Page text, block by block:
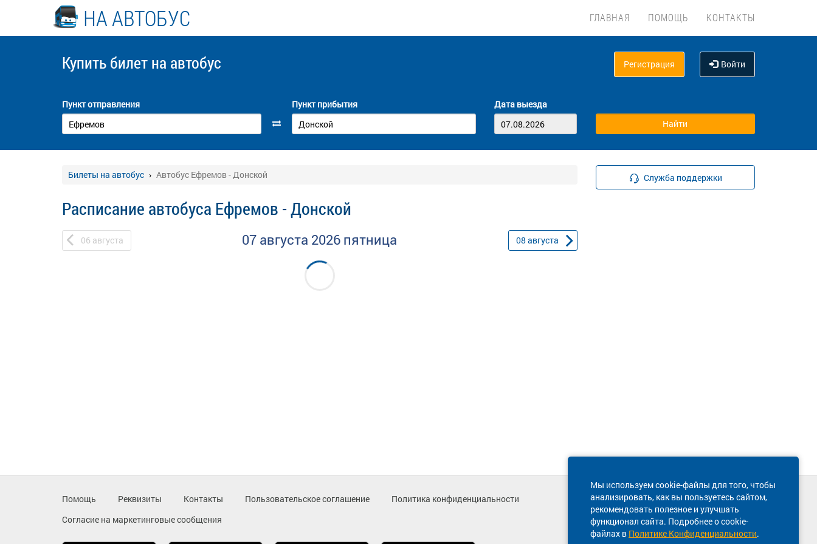
НА АВТОБУС ГЛАВНАЯ ПОМОЩЬ КОНТАКТЫ
Купить билет на автобус Регистрация Войти
Пункт отправления Пункт прибытия Дата выезда
Билеты на автобус Автобус Ефремов - Донской
Расписание автобуса Ефремов - Донской
06 августа 07 августа 2026 пятница 08 августа
Служба поддержки
Мы используем cookie-файлы для того, чтобы
анализировать, как вы пользуетесь сайтом,
рекомендовать полезное и улучшать
функционал сайта. Подробнее о cookie-
файлах в Политике Конфиденциальности.
Помощь Реквизиты Контакты Пользовательское соглашение
Политика конфиденциальности
Согласие на маркетинговые сообщения
Техническая поддержка сайта
8 800 600-03-38